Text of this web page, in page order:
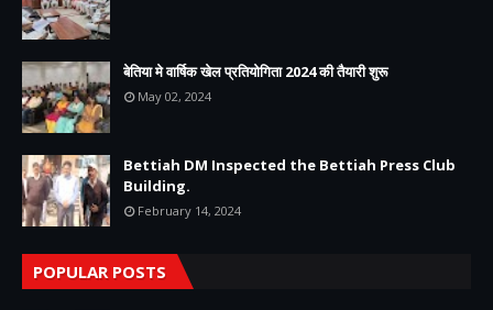
बेतिया मे वार्षिक खेल प्रतियोगिता 2024 की तैयारी शुरू
May 02, 2024
Bettiah DM Inspected the Bettiah Press Club
Building.
February 14, 2024
POPULAR POSTS